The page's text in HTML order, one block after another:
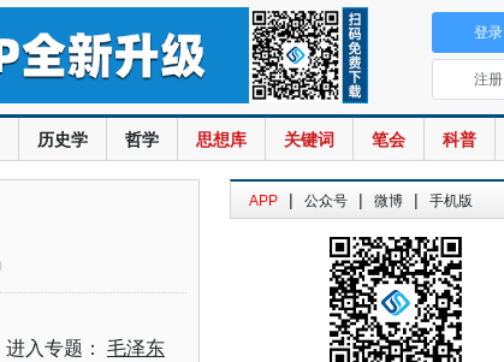
历史学 哲学 思想库 关键词 笔会 科普
登录
注册
进入专题： 毛泽东
APP | 公众号 | 微博 | 手机版